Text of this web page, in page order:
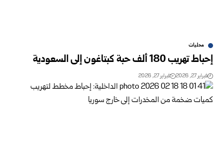
محليات
إحباط تهريب 180 ألف حبة كبتاغون إلى السعودية
فبراير 27, 2026 فبراير 27, 2026